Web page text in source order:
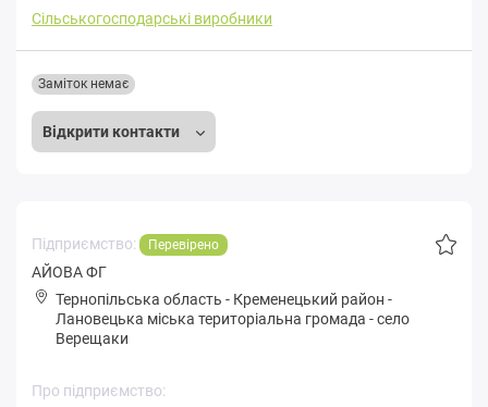
Сільськогосподарські виробники
Відкрити контакти
Заміток немає
Підприємство: Перевірено
АЙОВА ФГ
Тернопільська область - Кременецький район -
Лaнoвeцькa міська територіальна громада -село
Верещаки
Про підприємство: